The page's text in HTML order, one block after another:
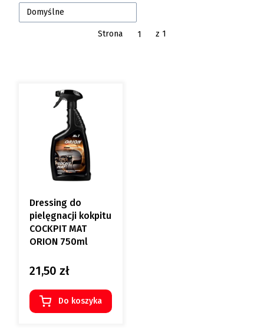
Domyślne
Strona z 1
Dressing do
pielęgnacji kokpitu
COCKPIT MAT
ORION 750ml
Cena
21,50 zł
Do koszyka